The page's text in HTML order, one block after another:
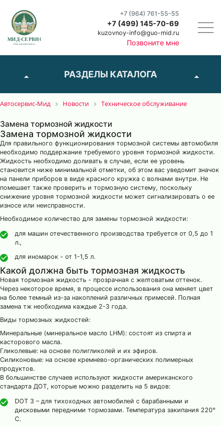
+7 (964) 761-55-55
+7 (499) 145-70-69
kuzovnoy-info@guo-mid.ru
Позвоните мне
РАЗДЕЛЫ КАТАЛОГА
Автосервис-Мид Новости Техническое обслуживание
Замена тормозной жидкости
Замена тормозной жидкости
Для правильного функционирования тормозной системы автомобиля
необходимо поддержание требуемого уровня тормозной жидкости.
Жидкость необходимо доливать в случае, если ее уровень
становится ниже минимальной отметки, об этом вас уведомит значок
на панели приборов в виде красного кружка с волнами внутри. Не
помешает также проверить и тормозную систему, поскольку
снижение уровня тормозной жидкости может сигнализировать о ее
износе или неисправности.
Необходимое количество для замены тормозной жидкости:
для машин отечественного производства требуется от 0,5 до 1
л.,
для иномарок - от 1-1,5 л.
Какой должна быть тормозная жидкость
Новая тормозная жидкость - прозрачная с желтоватым оттенок.
Через некоторое время, в процессе использования она меняет цвет
на более темный из-за накоплений различных примесей. Полная
замена тж необходима каждые 2-3 года.
Виды тормозных жидкостей:
Минеральные (минеральное масло LHM): состоят из спирта и
касторового масла.
Гликолевые: на основе полигликолей и их эфиров.
Силиконовые: на основе кремнево-органических полимерных
продуктов.
В большинстве случаев используют жидкости американского
стандарта ДОТ, которые можно разделить на 5 видов:
DOT 3 – для тихоходных автомобилей с барабанными и
дисковыми передними тормозами. Температура закипания 220°
С.